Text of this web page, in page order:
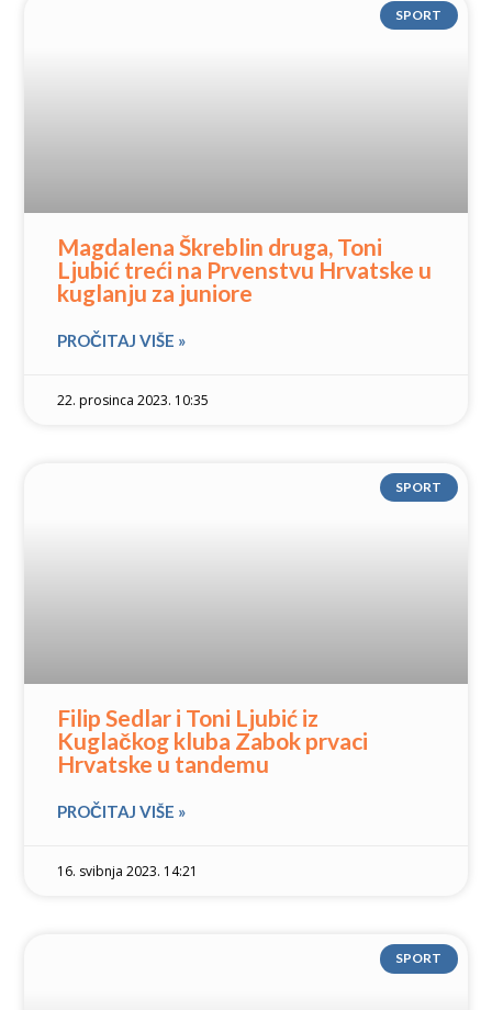
SPORT
Magdalena Škreblin druga, Toni
Ljubić treći na Prvenstvu Hrvatske u
kuglanju za juniore
PROČITAJ VIŠE »
22. prosinca 2023. 10:35
SPORT
Filip Sedlar i Toni Ljubić iz
Kuglačkog kluba Zabok prvaci
Hrvatske u tandemu
PROČITAJ VIŠE »
16. svibnja 2023. 14:21
SPORT